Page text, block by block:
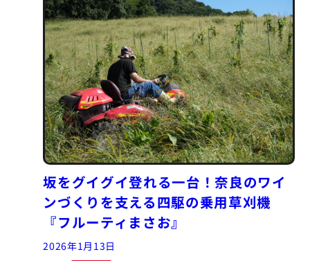
坂をグイグイ登れる一台！奈良のワイ
ンづくりを支える四駆の乗用草刈機
『フルーティまさお』
2026年1月13日